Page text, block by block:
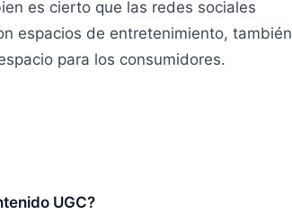
es cierto que las redes sociales
espacios de entretenimiento, también
para los consumidores.
UGC?